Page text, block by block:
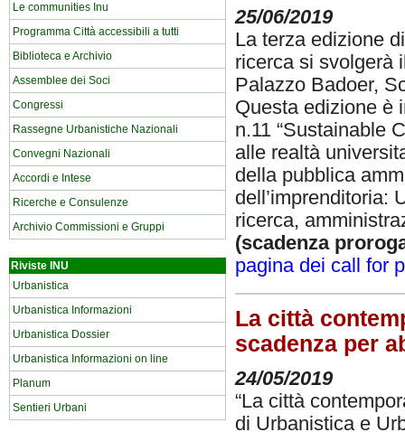
Le communities Inu
Programma Città accessibili a tutti
Biblioteca e Archivio
Assemblee dei Soci
Congressi
Rassegne Urbanistiche Nazionali
Convegni Nazionali
Accordi e Intese
Ricerche e Consulenze
Archivio Commissioni e Gruppi
Riviste INU
Urbanistica
Urbanistica Informazioni
Urbanistica Dossier
Urbanistica Informazioni on line
Planum
Sentieri Urbani
25/06/2019
La terza edizione
ricerca si svolgerà
Palazzo Badoer,
Questa edizione è
n.11 “Sustainable
alle realtà
della pubblica
dell’imprenditoria:
ricerca,
(scadenza
pagina dei call for
La città
scadenza per
24/05/2019
“La città
di Urbanistica e